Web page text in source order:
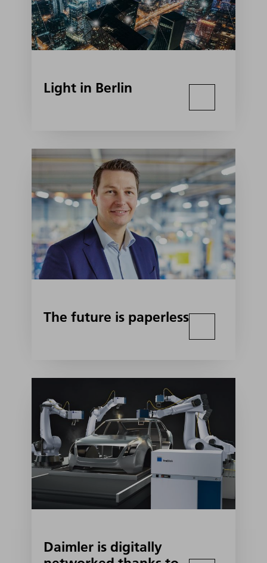
Light in Berlin
The future is paperless
Daimler is digitally